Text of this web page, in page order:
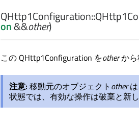
QHttp1Configuration::
on&&other)
この QHttp1Configuration をotherから
注意: 移動元のオブジェクト otherは
状態では、有効な操作は破棄と新